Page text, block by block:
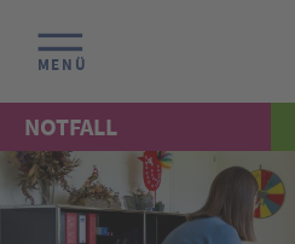
NOTFALL
MENÜ